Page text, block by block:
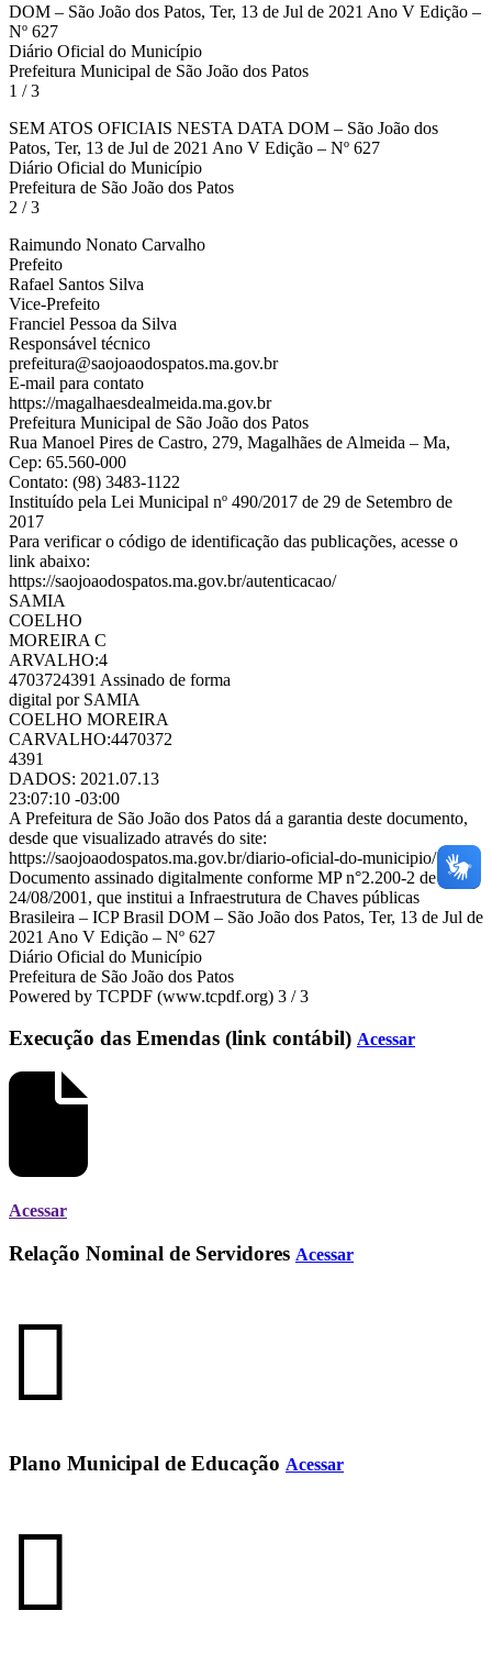
DOM – São João dos Patos, Ter, 13 de Jul de 2021 Ano V Edição –
Nº 627
Diário Oficial do Município
Prefeitura Municipal de São João dos Patos
1 / 3
SEM ATOS OFICIAIS NESTA DATA DOM – São João dos
Patos, Ter, 13 de Jul de 2021 Ano V Edição – Nº 627
Diário Oficial do Município
Prefeitura de São João dos Patos
2 / 3
Raimundo Nonato Carvalho
Prefeito
Rafael Santos Silva
Vice-Prefeito
Franciel Pessoa da Silva
Responsável técnico
prefeitura@saojoaodospatos.ma.gov.br
E-mail para contato
https://magalhaesdealmeida.ma.gov.br
Prefeitura Municipal de São João dos Patos
Rua Manoel Pires de Castro, 279, Magalhães de Almeida – Ma,
Cep: 65.560-000
Contato: (98) 3483-1122
Instituído pela Lei Municipal nº 490/2017 de 29 de Setembro de
2017
Para verificar o código de identificação das publicações, acesse o
link abaixo:
https://saojoaodospatos.ma.gov.br/autenticacao/
SAMIA
COELHO
MOREIRA C
ARVALHO:4
4703724391 Assinado de forma
digital por SAMIA
COELHO MOREIRA
CARVALHO:4470372
4391
DADOS: 2021.07.13
23:07:10 -03:00
A Prefeitura de São João dos Patos dá a garantia deste documento,
desde que visualizado através do site:
https://saojoaodospatos.ma.gov.br/diario-oficial-do-municipio/
Documento assinado digitalmente conforme MP n°2.200-2 de
24/08/2001, que institui a Infraestrutura de Chaves públicas
Brasileira – ICP Brasil DOM – São João dos Patos, Ter, 13 de Jul de
2021 Ano V Edição – Nº 627
Diário Oficial do Município
Prefeitura de São João dos Patos
Powered by TCPDF (www.tcpdf.org) 3 / 3
Execução das Emendas (link contábil) Acessar
Acessar
Relação Nominal de Servidores Acessar
Plano Municipal de Educação Acessar